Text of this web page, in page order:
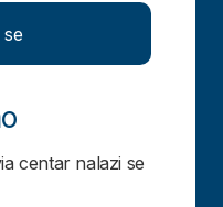
centar nalazi se